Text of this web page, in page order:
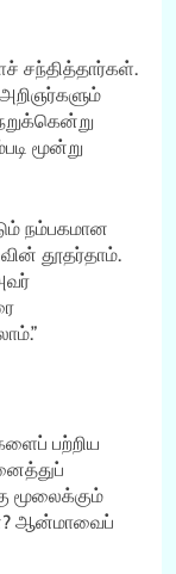
சந்தித்தார்கள்.
மூன்று
நம்பகமான
தூதர்தாம்.
பற்றிய
மூலைக்கும்
ஆன்மாவைப்